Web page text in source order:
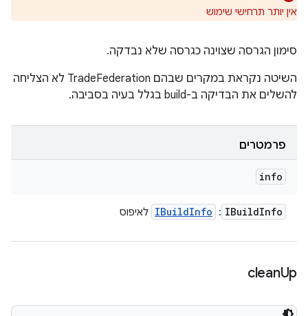
אין יותר תרחישי שימוש
סימון הגרסה שצוינה כגרסה שלא נבדקה.
השיטה נקראת במקרים שבהם TradeFederation לא הצליחה
להשלים את הבדיקה ב-build בגלל בעיה בסביבה.
פרמטרים
info
IBuildInfo
:
IBuildInfo לאיפוס
cleanUp